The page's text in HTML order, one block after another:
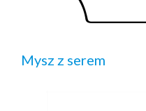
Mysz z serem